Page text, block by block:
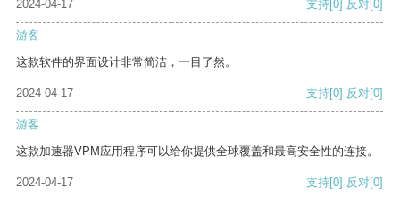
2024-04-17 支持 [0] 反对 [0]
游客
这款软件的界面设计非常简洁，一目了然。
2024-04-17 支持[0] 反对[0]
游客
这款加速器VPM应用程序可以给你提供全球覆盖和最高安全性的连接。
2024-04-17 支持[0] 反对[0]